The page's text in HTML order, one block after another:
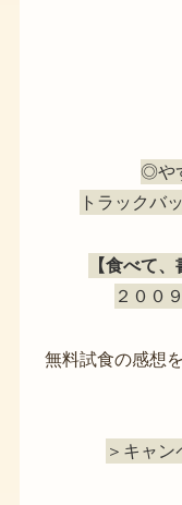
◎や
トラックバ
【食べて
２００
無料試食の感想
＞キャ